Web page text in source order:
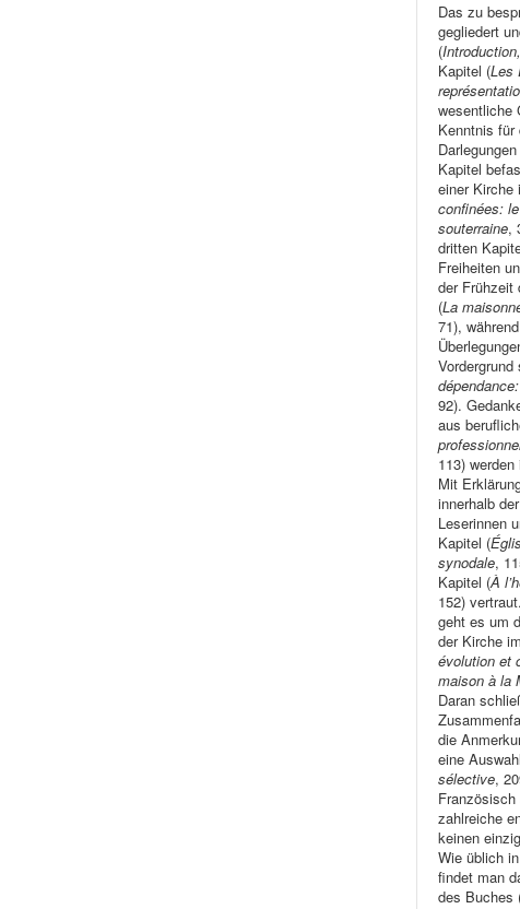
Das zu
gegliedert
(
Kapitel (Les
wesentliche
Kenntnis für
Kapitel
einer Kirche
confinées:
souterraine,
dritten
Freiheiten
der Frühzeit
(La
71),
Vordergrund
92).
aus
113)
Mit
innerhalb
Leserinnen
Kapitel (
synodale,
Kapitel (À
152)
geht es um
der Kirche
évolution et
maison à la
Daran
die
eine
sélective,
zahlreiche
keinen
Wie üblich
findet man
des Buches